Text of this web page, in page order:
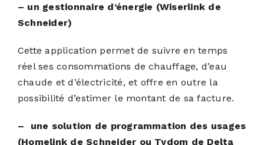
– un gestionnaire d’énergie (Wiserlink de
Schneider)
Cette application permet de suivre en temps
réel ses consommations de chauffage, d’eau
chaude et d’électricité, et offre en outre la
possibilité d’estimer le montant de sa facture.
– une solution de programmation des usages
(Homelink de Schneider ou Tydom de Delta